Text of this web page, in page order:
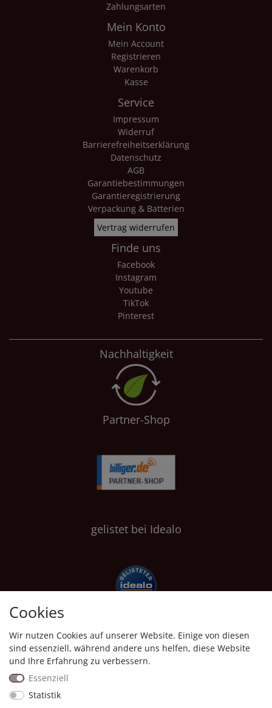
Zahlungsarten
Mein Konto
Mein Account
Registrieren
Warenkorb
Kasse
Service
Impressum
Widerruf
Barrierefreiheitserklärung
Datenschutz
AGB
Garantiebestimmungen
Garantieregistrierung
Verpackung & Batterien
Vertrag widerrufen
Finde uns
Facebook
Instagram
Youtube
TikTok
Pinterest
Nachhaltigkeit
Partner-Shop
gelistet bei Idealo
Shopauskunft
Cookies
Wir nutzen Cookies auf unserer Website. Einige von diesen
sind essenziell, während andere uns helfen, diese Website
und Ihre Erfahrung zu verbessern.
Essenziell
Statistik